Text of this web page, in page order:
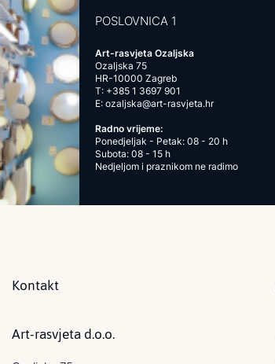
POSLOVNICA 1
Art-rasvjeta Ozaljska
Ozaljska 75
HR-10000 Zagreb
T: +385 1 3697 901
E: ozaljska@art-rasvjeta.hr
Radno vrijeme:
Ponedjeljak - Petak: 08 - 20 h
Subota: 08 - 15 h
Nedjeljom i praznikom ne radimo
Kontakt
Art-rasvjeta d.o.o.